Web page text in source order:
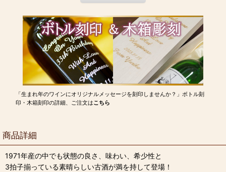
「生まれ年のワインにオリジナルメッセージを刻印しませんか？」ボトル刻
印・木箱刻印の詳細、ご注文はこちら
商品詳細
1971年産の中でも状態の良さ、味わい、希少性と
3拍子揃っている素晴らしい古酒が満を持して登場！